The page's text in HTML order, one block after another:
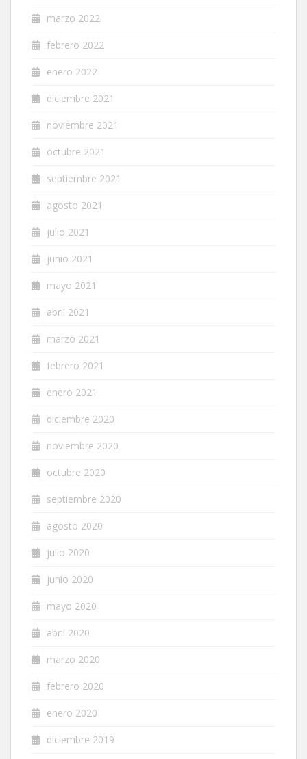
marzo 2022
febrero 2022
enero 2022
diciembre 2021
noviembre 2021
octubre 2021
septiembre 2021
agosto 2021
julio 2021
junio 2021
mayo 2021
abril 2021
marzo 2021
febrero 2021
enero 2021
diciembre 2020
noviembre 2020
octubre 2020
septiembre 2020
agosto 2020
julio 2020
junio 2020
mayo 2020
abril 2020
marzo 2020
febrero 2020
enero 2020
diciembre 2019